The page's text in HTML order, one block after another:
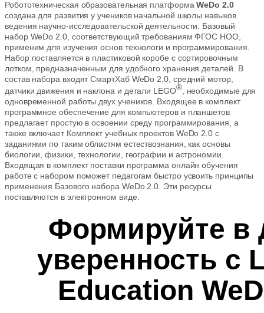
Робототехническая образовательная платформаWeDo 2.0
создана для развития у учеников начальной школы навыков
ведения научно-исследовательской деятельности. Базовый
набор WeDo 2.0, соответствующий требованиям ФГОС НОО,
применим для изучения основ технологи и программирования.
Набор поставляется в пластиковой коробе с сортировочным
лотком, предназначенным для удобного хранения деталей. В
состав набора входят СмартХаб WeDo 2.0, средний мотор,
датчики движения и наклона и детали LEGO®, необходимые для
одновременной работы двух учеников. Входящее в комплект
программное обеспечение для компьютеров и планшетов
предлагает простую в освоении среду программирования, а
также включает Комплект учебных проектов WeDo 2.0 с
заданиями по таким областям естествознания, как основы
биологии, физики, технологии, географии и астрономии.
Входящая в комплект поставки программа онлайн обучения
работе с набором поможет педагогам быстро усвоить принципы
применения Базового набора WeDo 2.0. Эти ресурсы
поставляются в электронном виде.
Формируйте в
уверенность с
Education